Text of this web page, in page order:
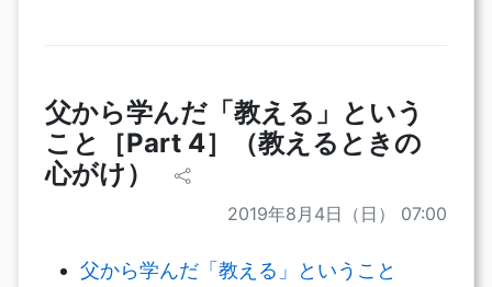
父から学んだ「教える」という
こと［Part 4］（教えるときの
心がけ）
2019年8月4日（日） 07:00
父から学んだ「教える」ということ